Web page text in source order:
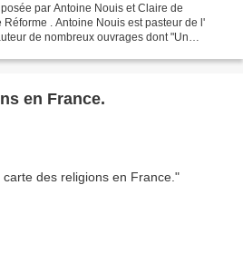
par Antoine Nouis et Claire de
. Antoine Nouis est pasteur de l'
de nombreux ouvrages dont "Un
en France.